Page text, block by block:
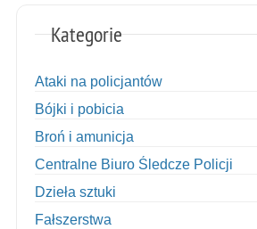
Kategorie
Ataki na policjantów
Bójki i pobicia
Broń i amunicja
Centralne Biuro Śledcze Policji
Dzieła sztuki
Fałszerstwa